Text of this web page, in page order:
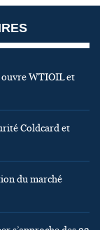
WTIOIL et
Coldcard et
du marché